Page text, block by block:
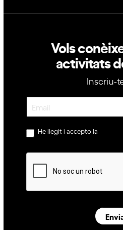
Vols
activitats
Inscriu-
Newsletter
He llegit i accepto la